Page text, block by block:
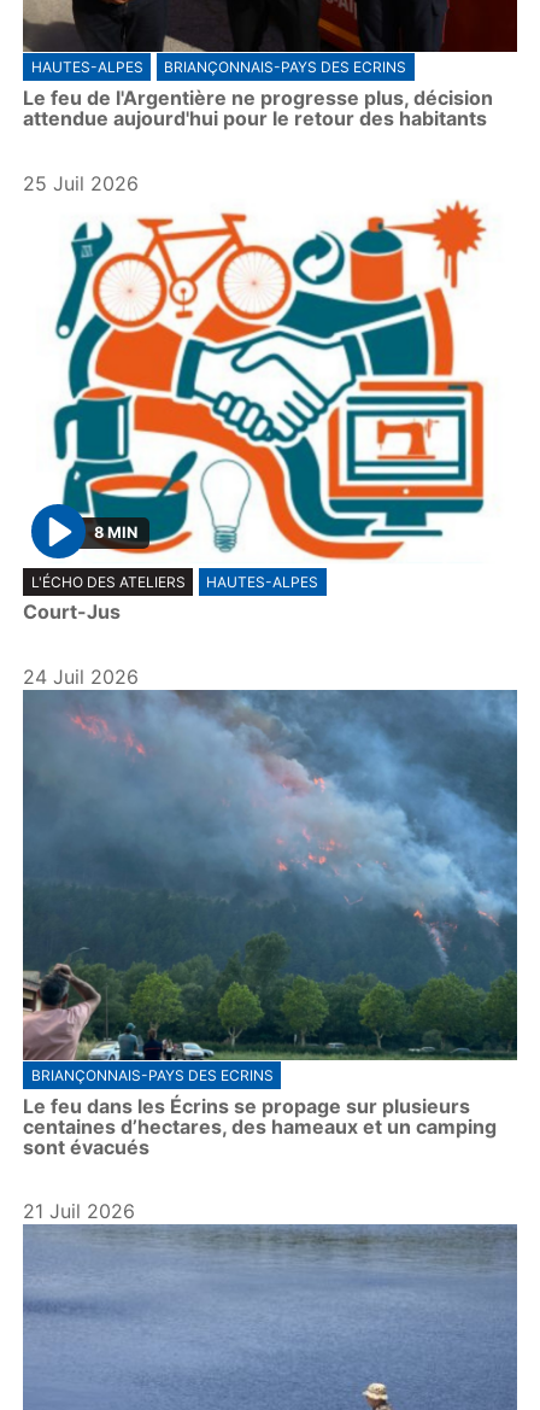
HAUTES-ALPES BRIANÇONNAIS-PAYS DES ECRINS
Le feu de l'Argentière ne progresse plus, décision
attendue aujourd'hui pour le retour des habitants
25 Juil 2026
P
l
a
8 MIN
L'ÉCHO DES ATELIERS HAUTES-ALPES
Court-Jus
24 Juil 2026
BRIANÇONNAIS-PAYS DES ECRINS
Le feu dans les Écrins se propage sur plusieurs
centaines d’hectares, des hameaux et un camping
sont évacués
21 Juil 2026